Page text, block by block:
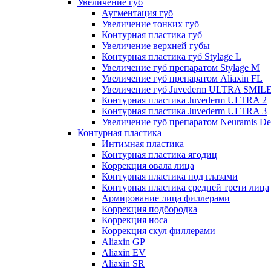
Увеличение губ
Аугментация губ
Увеличение тонких губ
Контурная пластика губ
Увеличение верхней губы
Контурная пластика губ Stylage L
Увеличение губ препаратом Stylage M
Увеличение губ препаратом Aliaxin FL
Увеличение губ Juvederm ULTRA
Контурная пластика Juvederm ULTRA 2
Контурная пластика Juvederm ULTRA 3
Увеличение губ препаратом Neuramis
Контурная пластика
Интимная пластика
Контурная пластика ягодиц
Коррекция овала лица
Контурная пластика под глазами
Контурная пластика средней трети лица
Армирование лица филлерами
Коррекция подбородка
Коррекция носа
Коррекция скул филлерами
Aliaxin GP
Aliaxin EV
Aliaxin SR